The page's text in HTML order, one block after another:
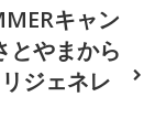
キャン
とやまから
ジェネレ